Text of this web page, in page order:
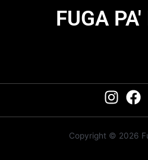
FUGA
Copyright © 2026